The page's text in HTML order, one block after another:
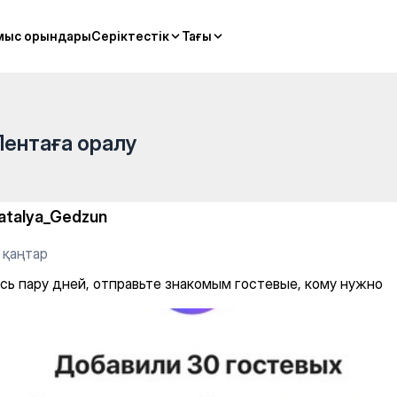
орындарыСеріктестік Тағы
орындарыСеріктестік Тағы
знакомым гостевые,
оралу
қаңтар
пару дней, отправьте знакомым гостевые, кому нужно